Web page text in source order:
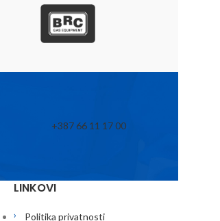
+387 66 11 17 00
LINKOVI
Politika privatnosti